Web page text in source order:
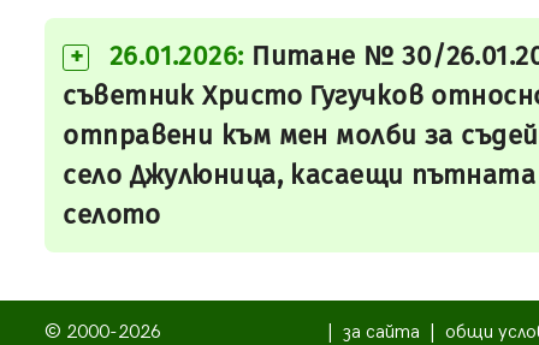
+ 26.01.2026: Питане № 30/
съветник Христо Гугучков
отправени към мен молби за
село Джулюница, касаещи
селото
© 2000-2026
за сайта
общи